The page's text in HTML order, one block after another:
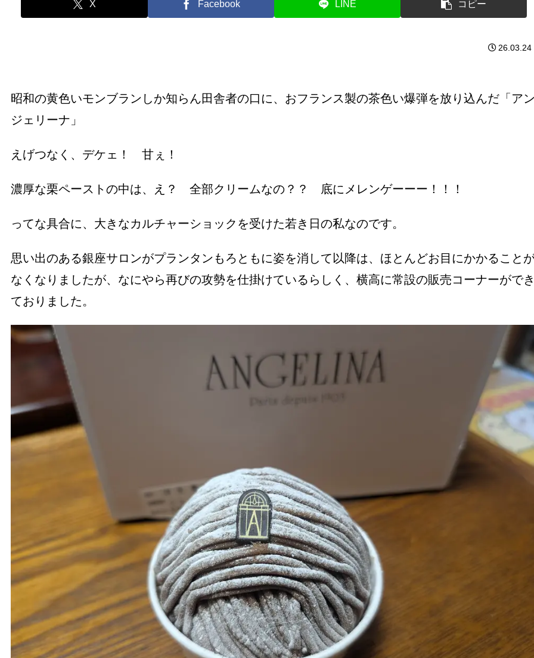
X Facebook LINE コピー
26.03.24
昭和の黄色いモンブランしか知らん田舎者の口に、おフランス製の茶色い爆弾を放り込んだ「アン
ジェリーナ」
えげつなく、デケェ！ 甘ぇ！
濃厚な栗ペーストの中は、え？ 全部クリームなの？？ 底にメレンゲーーー！！！
ってな具合に、大きなカルチャーショックを受けた若き日の私なのです。
思い出のある銀座サロンがプランタンもろともに姿を消して以降は、ほとんどお目にかかること
なくなりましたが、なにやら再びの攻勢を仕掛けているらしく、横高に常設の販売コーナーができ
ておりました。